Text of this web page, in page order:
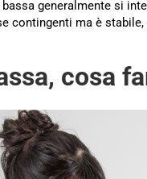
bassa generalmente si
contingenti ma è
cosa